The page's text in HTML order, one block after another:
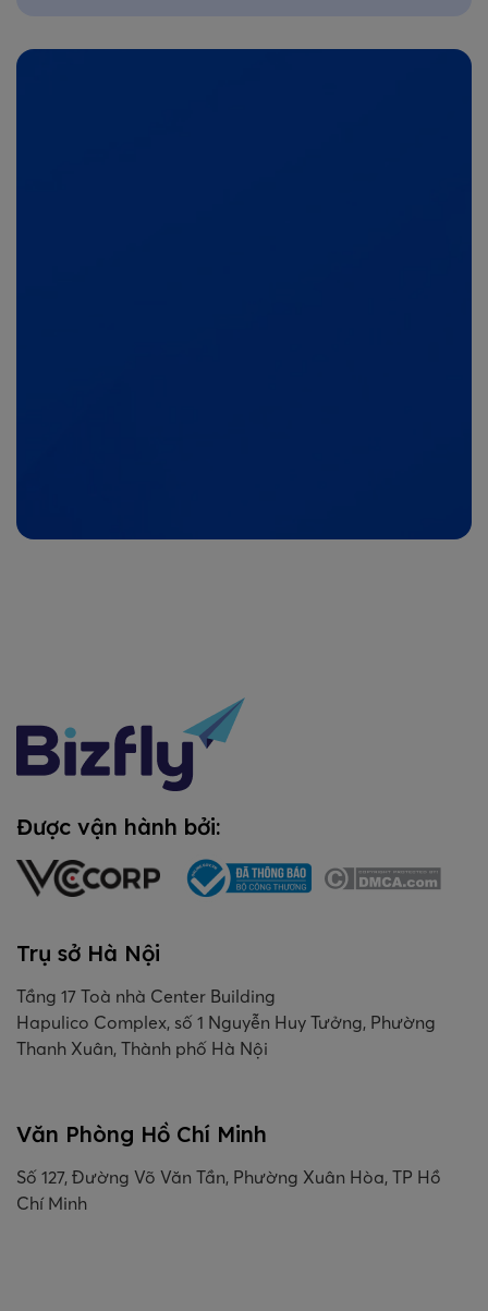
Được vận hành bởi:
Trụ sở Hà Nội
Tầng 17 Toà nhà Center Building
Hapulico Complex, số 1 Nguyễn Huy Tưởng, Phường
Thanh Xuân, Thành phố Hà Nội
Văn Phòng Hồ Chí Minh
Số 127, Đường Võ Văn Tần, Phường Xuân Hòa, TP Hồ
Chí Minh